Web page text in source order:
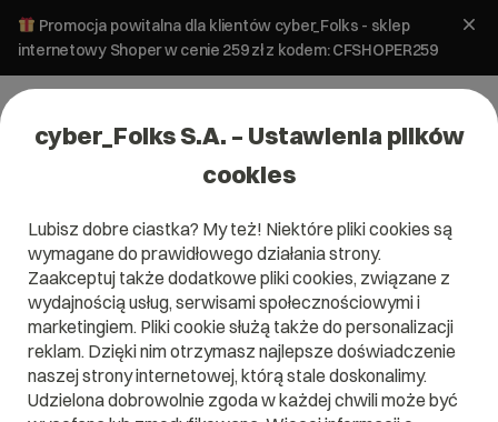
Promocja powitalna dla klientów cyber_Folks - sklep
internetowy Shoper w cenie 259 zł z kodem: CFSHOPER259
Domena .swiebodzin.pl
.swiebodzin.pl
cyber_Folks S.A. – Ustawienia plików
cookies
Lubisz dobre ciastka? My też! Niektóre pliki cookies są
wymagane do prawidłowego działania strony.
Zaakceptuj także dodatkowe pliki cookies, związane z
wydajnością usług, serwisami społecznościowymi i
marketingiem. Pliki cookie służą także do personalizacji
reklam. Dzięki nim otrzymasz najlepsze doświadczenie
naszej strony internetowej, którą stale doskonalimy.
Udzielona dobrowolnie zgoda w każdej chwili może być